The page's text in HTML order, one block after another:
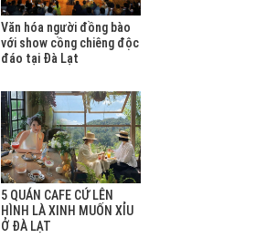
Văn hóa người đồng bào
với show cồng chiêng độc
đáo tại Đà Lạt
​5 QUÁN CAFE CỨ LÊN
HÌNH LÀ XINH MUỐN XỈU
Ở ĐÀ LẠT